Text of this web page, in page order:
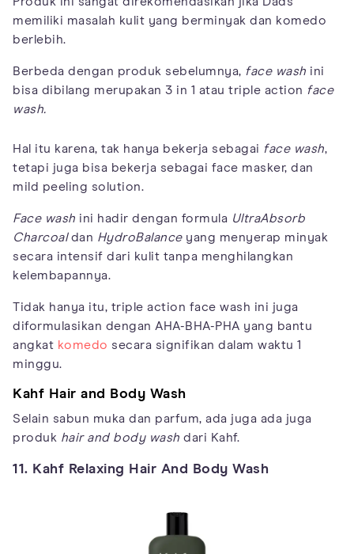
memiliki masalah kulit yang berminyak dan komedo
berlebih.
Berbeda dengan produk sebelumnya, face wash ini
bisa dibilang merupakan 3 in 1 atau triple action face
wash.
Hal itu karena, tak hanya bekerja sebagai face wash,
tetapi juga bisa bekerja sebagai face masker, dan
mild peeling solution.
Face wash ini hadir dengan formula UltraAbsorb
Charcoaldan HydroBalanceyang menyerap minyak
secara intensif dari kulit tanpa menghilangkan
kelembapannya.
Tidak hanya itu, triple action face wash ini juga
diformulasikan dengan AHA-BHA-PHA yang bantu
angkat komedo secara signifikan dalam waktu 1
minggu.
Kahf Hair and Body Wash
Selain sabun muka dan parfum, ada juga ada juga
produk hair and body wash dari Kahf.
11. Kahf Relaxing Hair And Body Wash